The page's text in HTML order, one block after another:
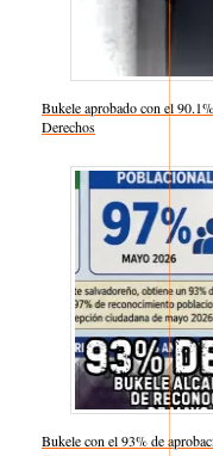
Bukele aprobado con el
Respecto a
Derechos
Bukele con el 93% de